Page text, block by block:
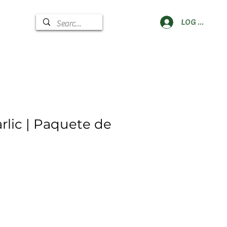
LOG IN
| Paquete de